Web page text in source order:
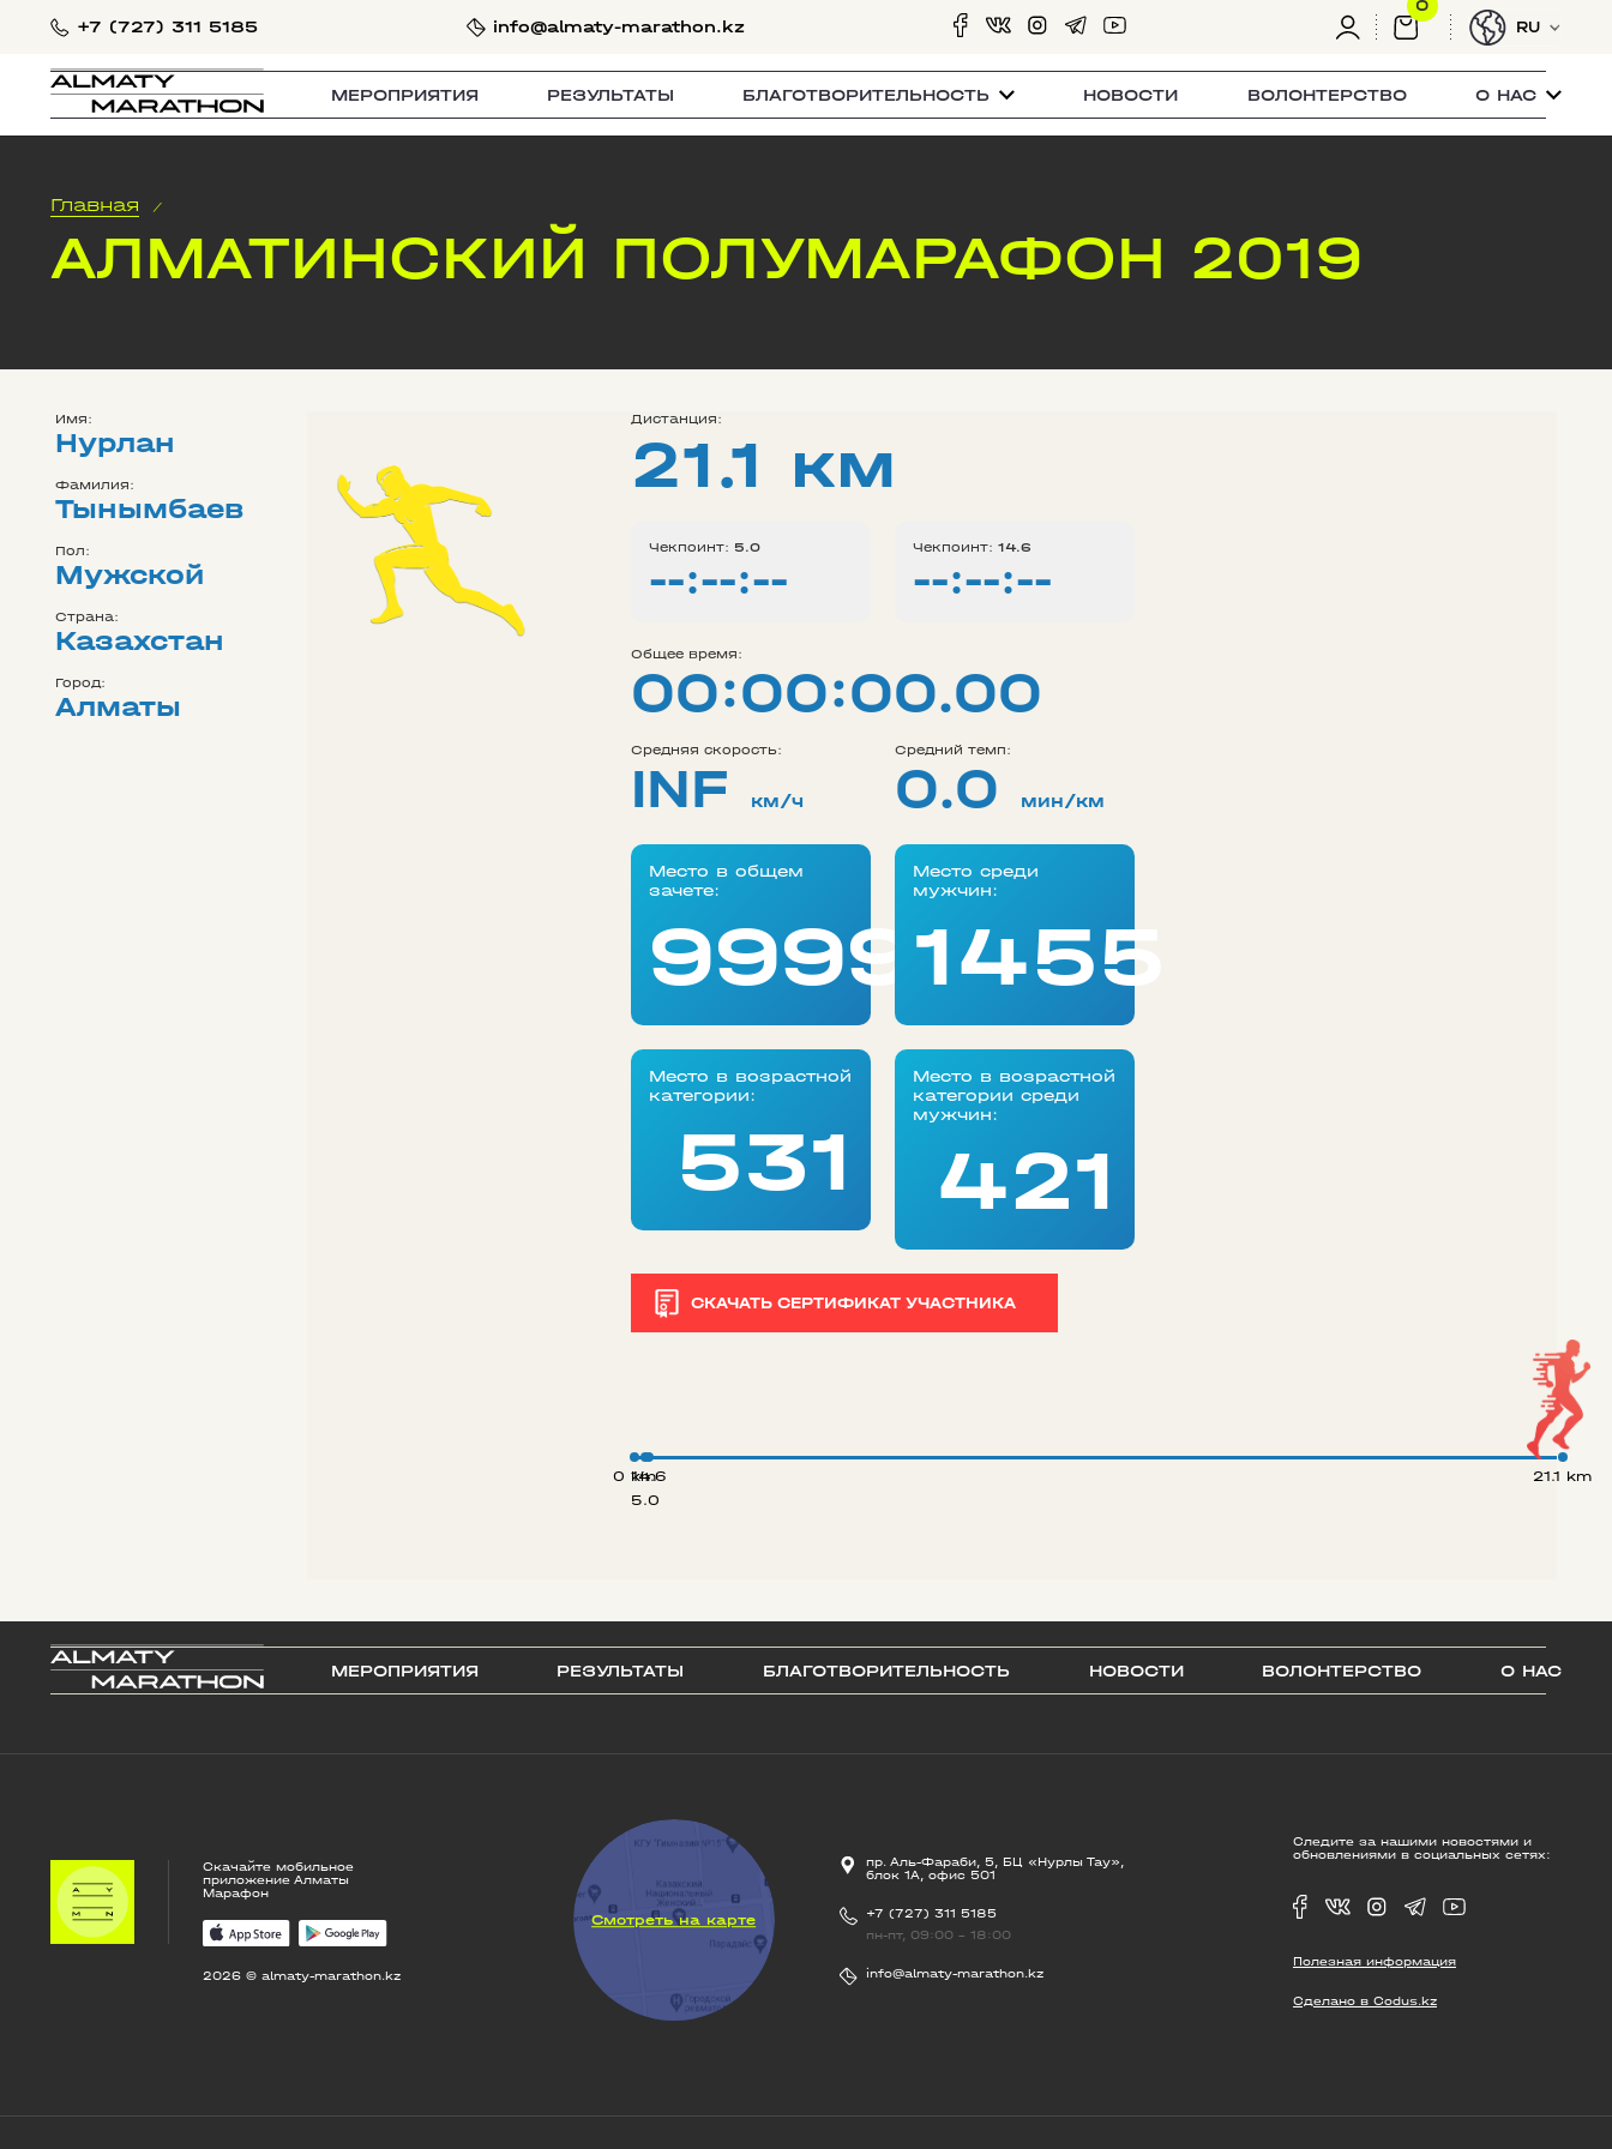
+7 (727) 311 5185 info@almaty-marathon.kz
0
RU
МЕРОПРИЯТИЯ РЕЗУЛЬТАТЫ БЛАГОТВОРИТЕЛЬНОСТЬ НОВОСТИ ВОЛОНТЕРСТВО О НАС
Главная /
АЛМАТИНСКИЙ ПОЛУМАРАФОН 2019
Имя:
Нурлан
Фамилия:
Тынымбаев
Пол:
Мужской
Страна:
Казахстан
Город:
Алматы
Дистанция:
21.1 км
Чекпоинт: 5.0
--:--:--
Чекпоинт: 14.6
--:--:--
Общее время:
00:00:00.00
Средняя скорость:
INF км/ч
Средний темп:
0.0 мин/км
Место в общем
зачете:
99999
Место среди
мужчин:
1455
Место в возрастной
категории:
531
Место в возрастной
категории среди
мужчин:
421
СКАЧАТЬ СЕРТИФИКАТ УЧАСТНИКА
5.0
14.6
0 km 21.1 km
МЕРОПРИЯТИЯ РЕЗУЛЬТАТЫ БЛАГОТВОРИТЕЛЬНОСТЬ НОВОСТИ ВОЛОНТЕРСТВО О НАС
Скачайте мобильное
приложение Алматы
Марафон
2026 © almaty-marathon.kz
Смотреть на карте
пр. Аль-Фараби, 5, БЦ «Нурлы Тау»,
блок 1А, офис 501
+7 (727) 311 5185
пн-пт, 09:00 - 18:00
info@almaty-marathon.kz
Следите за нашими новостями и
обновлениями в социальных сетях:
Полезная информация
Сделано в Codus.kz